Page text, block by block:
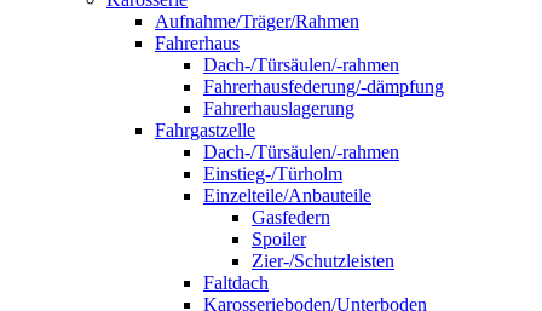
Aufnahme/Träger/Rahmen
Fahrerhaus
Dach-/Türsäulen/-rahmen
Fahrerhausfederung/-dämpfung
Fahrerhauslagerung
Fahrgastzelle
Dach-/Türsäulen/-rahmen
Einstieg-/Türholm
Einzelteile/Anbauteile
Gasfedern
Spoiler
Zier-/Schutzleisten
Faltdach
Karosserieboden/Unterboden